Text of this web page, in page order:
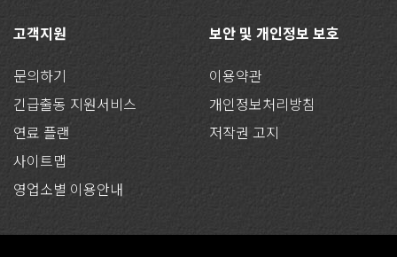
고객지원
문의하기
긴급출동 지원서비스
연료 플랜
사이트맵
영업소별 이용안내
보안 및 개인정보 보호
이용약관
개인정보처리방침
저작권 고지